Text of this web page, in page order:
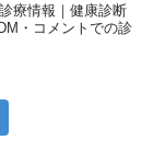
療情報｜健康診断
・コメントでの診